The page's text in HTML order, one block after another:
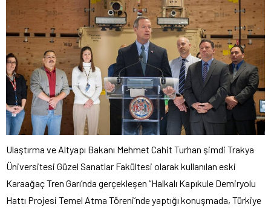
Ulaştırma ve Altyapı Bakanı Mehmet Cahit Turhan şimdi Trakya
Üniversitesi Güzel Sanatlar Fakültesi olarak kullanılan eski
Karaağaç Tren Garı’nda gerçekleşen “Halkalı Kapıkule Demiryolu
Hattı Projesi Temel Atma Töreni’nde yaptığı konuşmada, Türkiye